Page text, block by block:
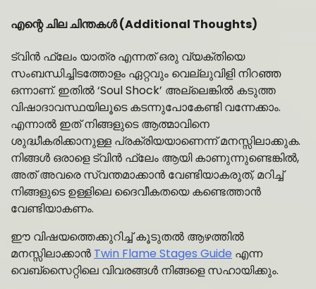
എന്റെ ചില ചിന്തകൾ (Additional Thoughts)
ട്വിൻ ഫ്ലേം യാത്ര എന്നത് ഒരു വ്യക്തിയെ
സംബന്ധിച്ചിടത്തോളം ഏറ്റവും വെല്ലുവിളി നിറഞ്ഞ
ഒന്നാണ്. ഇതിൽ ‘Soul Shock’ അല്ലെങ്കിൽ കടുത്ത
വിഷാദാവസ്ഥയിലൂടെ കടന്നുപോകേണ്ടി വന്നേക്കാം.
എന്നാൽ ഇത് നിങ്ങളുടെ ആത്മാവിനെ
ശുദ്ധീകരിക്കാനുള്ള പ്രക്രിയയാണെന്ന് മനസ്സിലാക്കുക.
നിങ്ങൾ ഒരാളെ ട്വിൻ ഫ്ലേം ആയി കാണുന്നുണ്ടെങ്കിൽ,
അത് അവരെ സ്വന്തമാക്കാൻ വേണ്ടിയാകരുത്, മറിച്ച്
നിങ്ങളുടെ ഉള്ളിലെ ദൈവീകതയെ കണ്ടെത്താൻ
വേണ്ടിയാകണം.
ഈ വിഷയത്തെക്കുറിച്ച് കൂടുതൽ ആഴത്തിൽ
മനസ്സിലാക്കാൻ Twin Flame Stages Guide എന്ന
വെബ്സൈറ്റിലെ വിവരങ്ങൾ നിങ്ങളെ സഹായിക്കും.